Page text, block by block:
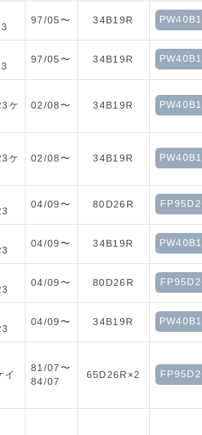
97/05〜 34B19R
97/05〜 34B19R
ケ
02/08〜 34B19R
ケ
02/08〜 34B19R
04/09〜 80D26R
04/09〜 34B19R
04/09〜 80D26R
04/09〜 34B19R
イ
81/07〜
84/07
65D26R×2